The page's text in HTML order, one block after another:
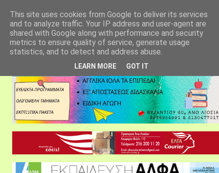
This site uses cookies from Google to deliver its services
and to analyze traffic. Your IP address and user-agent are
shared with Google along with performance and security
metrics to ensure quality of service, generate usage
statistics, and to detect and address abuse.
LEARN MORE GOT IT